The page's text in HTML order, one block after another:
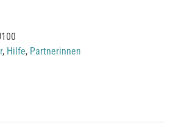
, Hilfe, Partnerinnen